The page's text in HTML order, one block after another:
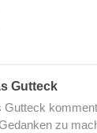
Gutteck
Gutteck
zu